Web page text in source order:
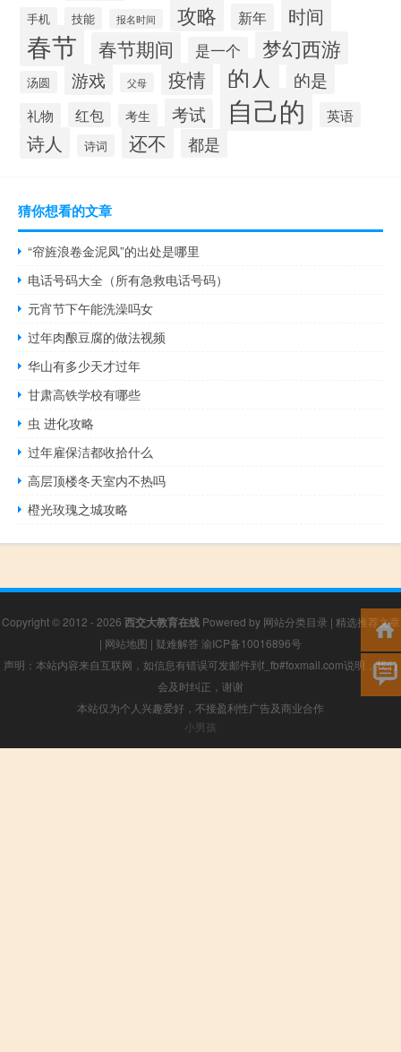
手机 技能 报名时间 攻略 新年 时间
春节 春节期间 是一个 梦幻西游
汤圆 游戏 父母 疫情 的人 的是
礼物 红包 考生 考试 自己的 英语
诗人 诗词 还不 都是
猜你想看的文章
“帘旌浪卷金泥凤”的出处是哪里
电话号码大全（所有急救电话号码）
元宵节下午能洗澡吗女
过年肉酿豆腐的做法视频
华山有多少天才过年
甘肃高铁学校有哪些
虫 进化攻略
过年雇保洁都收拾什么
高层顶楼冬天室内不热吗
橙光玫瑰之城攻略
Copyright © 2012 - 2026 西交大教育在线Powered by 网站分类目录 | 精选推荐文章
| 网站地图 | 疑难解答 渝ICP备10016896号
声明：本站内容来自互联网，如信息有错误可发邮件到f_fb#foxmail.com说明，我们
会及时纠正，谢谢
本站仅为个人兴趣爱好，不接盈利性广告及商业合作
小男孩